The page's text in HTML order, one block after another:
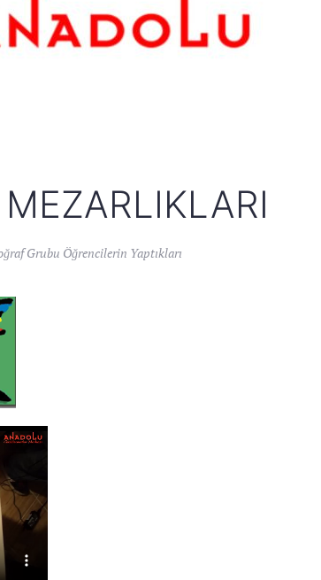
Grubu Öğrencilerin Yaptıkları